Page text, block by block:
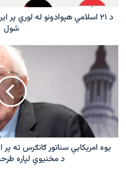
اسرائیلو
شول
د ۲۱ اسلامي هېوادونو له لوري پر
شول
امریکایي
سناتور
ګانګرس
ایران
د
امریکا
یوه امریکایي سناتور ګانګرس ته پر
د مخنیوي لپاره